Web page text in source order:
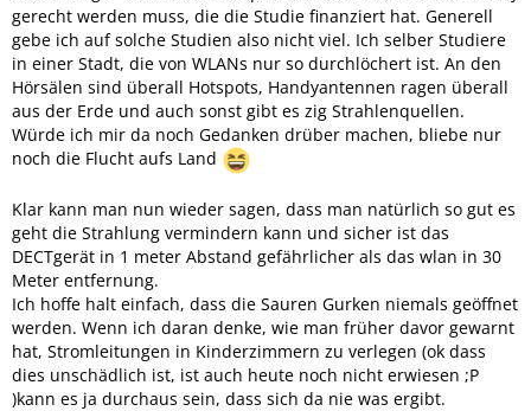
gerecht werden muss, die die Studie finanziert hat. Generell
gebe ich auf solche Studien also nicht viel. Ich selber Studiere
in einer Stadt, die von WLANs nur so durchlöchert ist. An den
Hörsälen sind überall Hotspots, Handyantennen ragen überall
aus der Erde und auch sonst gibt es zig Strahlenquellen.
Würde ich mir da noch Gedanken drüber machen, bliebe nur
noch die Flucht aufs Land
Klar kann man nun wieder sagen, dass man natürlich so gut es
geht die Strahlung vermindern kann und sicher ist das
DECTgerät in 1 meter Abstand gefährlicher als das wlan in 30
Meter entfernung.
Ich hoffe halt einfach, dass die Sauren Gurken niemals geöffnet
werden. Wenn ich daran denke, wie man früher davor gewarnt
hat, Stromleitungen in Kinderzimmern zu verlegen (ok dass
dies unschädlich ist, ist auch heute noch nicht erwiesen ;P
)kann es ja durchaus sein, dass sich da nie was ergibt.